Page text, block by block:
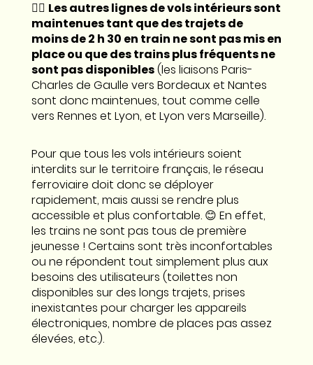
👉🏼 Les autres lignes de vols intérieurs sont
maintenues tant que des trajets de
moins de 2 h 30 en train ne sont pas mis en
place ou que des trains plus fréquents ne
sont pas disponibles(les liaisons Paris-
Charles de Gaulle vers Bordeaux et Nantes
sont donc maintenues, tout comme celle
vers Rennes et Lyon, et Lyon vers Marseille).
Pour que tous les vols intérieurs soient
interdits sur le territoire français, le réseau
ferroviaire doit donc se déployer
rapidement, mais aussi se rendre plus
accessible et plus confortable. 😊 En effet,
les trains ne sont pas tous de première
jeunesse ! Certains sont très inconfortables
ou ne répondent tout simplement plus aux
besoins des utilisateurs (toilettes non
disponibles sur des longs trajets, prises
inexistantes pour charger les appareils
électroniques, nombre de places pas assez
élevées, etc.).